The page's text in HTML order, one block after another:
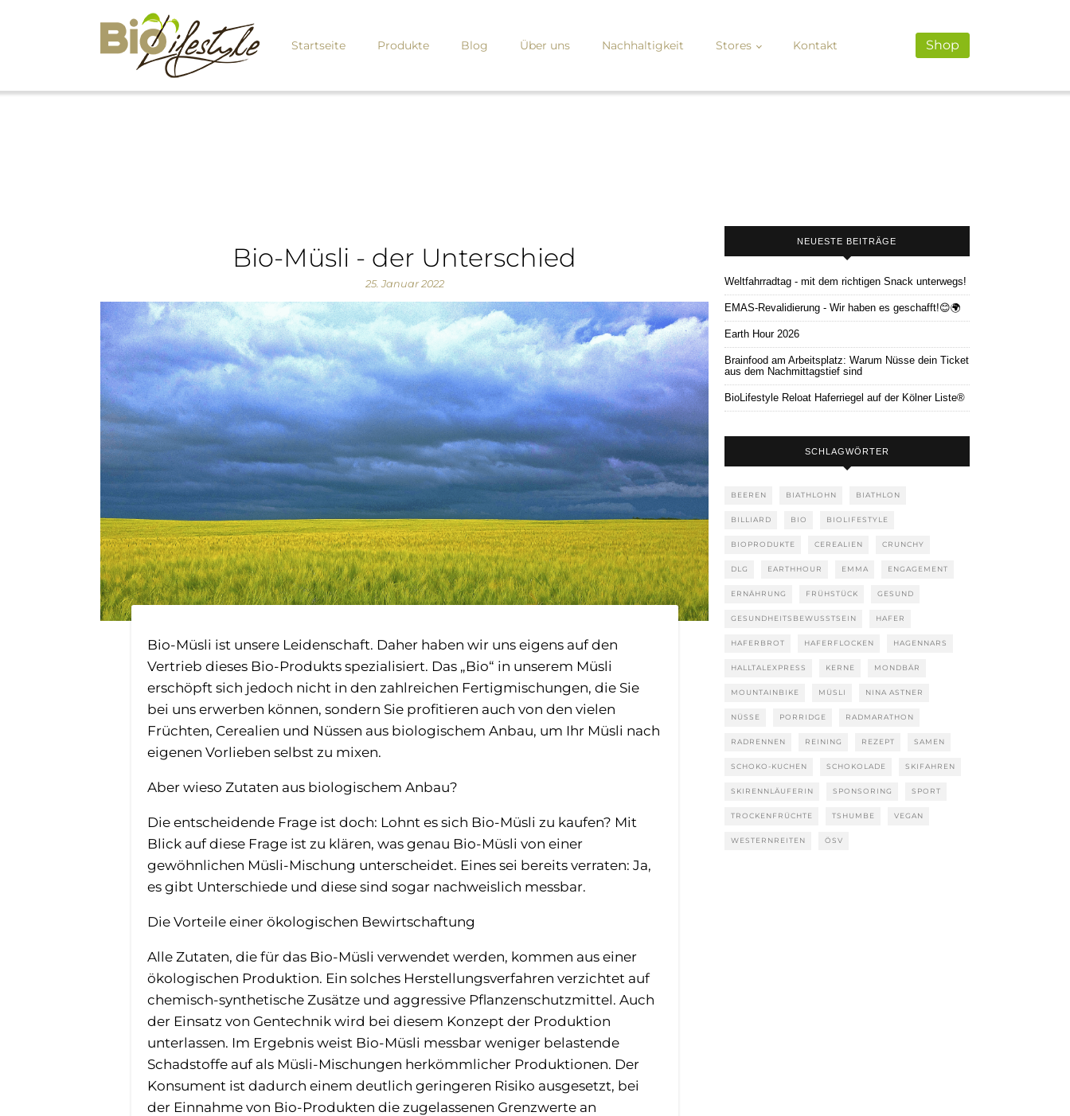
Startseite Produkte Blog Über uns Nachhaltigkeit Stores Kontakt Shop
Bio-Müsli - der Unterschied
25. Januar 2022
Bio-Müsli ist unsere Leidenschaft. Daher haben wir uns eigens auf den
Vertrieb dieses Bio-Produkts spezialisiert. Das „Bio“ in unserem Müsli
erschöpft sich jedoch nicht in den zahlreichen Fertigmischungen, die Sie
bei uns erwerben können, sondern Sie profitieren auch von den vielen
Früchten, Cerealien und Nüssen aus biologischem Anbau, um Ihr Müsli nach
eigenen Vorlieben selbst zu mixen.
Aber wieso Zutaten aus biologischem Anbau?
Die entscheidende Frage ist doch: Lohnt es sich Bio-Müsli zu kaufen? Mit
Blick auf diese Frage ist zu klären, was genau Bio-Müsli von einer
gewöhnlichen Müsli-Mischung unterscheidet. Eines sei bereits verraten: Ja,
es gibt Unterschiede und diese sind sogar nachweislich messbar.
Die Vorteile einer ökologischen Bewirtschaftung
Alle Zutaten, die für das Bio-Müsli verwendet werden, kommen aus einer
ökologischen Produktion. Ein solches Herstellungsverfahren verzichtet auf
chemisch-synthetische Zusätze und aggressive Pflanzenschutzmittel. Auch
der Einsatz von Gentechnik wird bei diesem Konzept der Produktion
unterlassen. Im Ergebnis weist Bio-Müsli messbar weniger belastende
Schadstoffe auf als Müsli-Mischungen herkömmlicher Produktionen. Der
Konsument ist dadurch einem deutlich geringeren Risiko ausgesetzt, bei
der Einnahme von Bio-Produkten die zugelassenen Grenzwerte an
NEUESTE BEITRÄGE
Weltfahrradtag - mit dem richtigen Snack unterwegs!
EMAS-Revalidierung - Wir haben es geschafft!😊🌍
Earth Hour 2026
Brainfood am Arbeitsplatz: Warum Nüsse dein Ticket
aus dem Nachmittagstief sind
BioLifestyle Reloat Haferriegel auf der Kölner Liste®
SCHLAGWÖRTER
BEEREN BIATHLOHN BIATHLON
BILLIARD BIO BIOLIFESTYLE
BIOPRODUKTE CEREALIEN CRUNCHY
DLG EARTHHOUR EMMA ENGAGEMENT
ERNÄHRUNG FRÜHSTÜCK GESUND
GESUNDHEITSBEWUSSTSEIN HAFER
HAFERBROT HAFERFLOCKEN HAGENNARS
HALLTALEXPRESS KERNE MONDBÄR
MOUNTAINBIKE MÜSLI NINA ASTNER
NÜSSE PORRIDGE RADMARATHON
RADRENNEN REINING REZEPT SAMEN
SCHOKO-KUCHEN SCHOKOLADE SKIFAHREN
SKIRENNLÄUFERIN SPONSORING SPORT
TROCKENFRÜCHTE TSHUMBE VEGAN
WESTERNREITEN ÖSV